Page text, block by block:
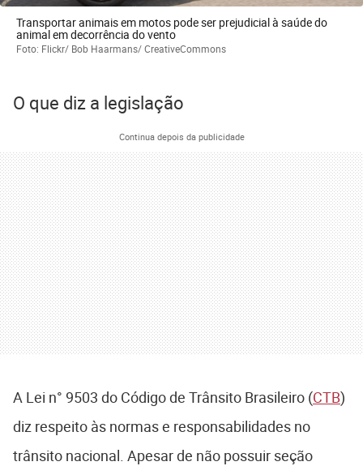
Transportar animais em motos pode ser prejudicial à saúde do
animal em decorrência do vento
Foto: Flickr/ Bob Haarmans/ CreativeCommons
O que diz a legislação
Continua depois da publicidade
A Lei n° 9503 do Código de Trânsito Brasileiro (CTB)
diz respeito às normas e responsabilidades no
trânsito nacional. Apesar de não possuir seção